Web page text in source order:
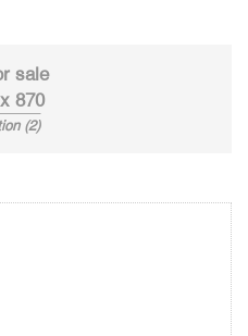
sale
870
(2)